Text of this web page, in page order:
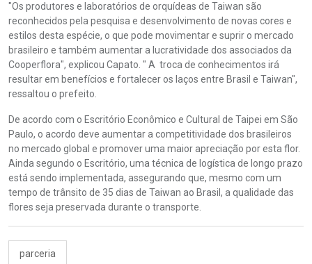
"Os produtores e laboratórios de orquídeas de Taiwan são
reconhecidos pela pesquisa e desenvolvimento de novas cores e
estilos desta espécie, o que pode movimentar e suprir o mercado
brasileiro e também aumentar a lucratividade dos associados da
Cooperflora", explicou Capato. " A troca de conhecimentos irá
resultar em benefícios e fortalecer os laços entre Brasil e Taiwan",
ressaltou o prefeito.
De acordo com o Escritório Econômico e Cultural de Taipei em São
Paulo, o acordo deve aumentar a competitividade dos brasileiros
no mercado global e promover uma maior apreciação por esta flor.
Ainda segundo o Escritório, uma técnica de logística de longo prazo
está sendo implementada, assegurando que, mesmo com um
tempo de trânsito de 35 dias de Taiwan ao Brasil, a qualidade das
flores seja preservada durante o transporte.
parceria